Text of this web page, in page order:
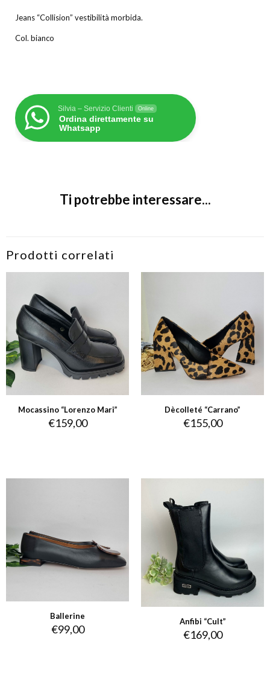
Jeans “Collision” vestibilità morbida.
Col. bianco
Silvia – Servizio Clienti Online
Ordina direttamente su
Whatsapp
Ti potrebbe interessare...
Prodotti correlati
Mocassino “Lorenzo Mari”
€159,00
Dècolleté “Carrano”
€155,00
Ballerine
€99,00
Anfibi “Cult”
€169,00